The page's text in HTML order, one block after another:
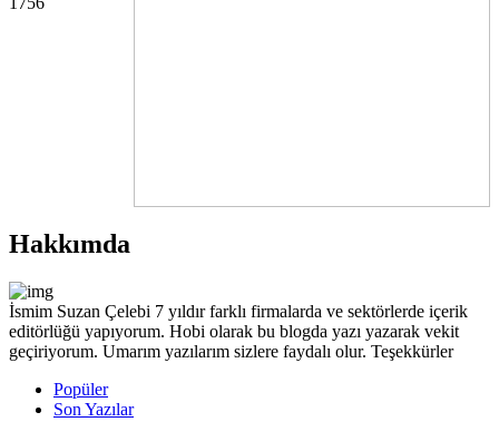
Hakkımda
İsmim Suzan Çelebi 7 yıldır farklı firmalarda ve sektörlerde içerik
editörlüğü yapıyorum. Hobi olarak bu blogda yazı yazarak vekit
geçiriyorum. Umarım yazılarım sizlere faydalı olur. Teşekkürler
Popüler
Son Yazılar